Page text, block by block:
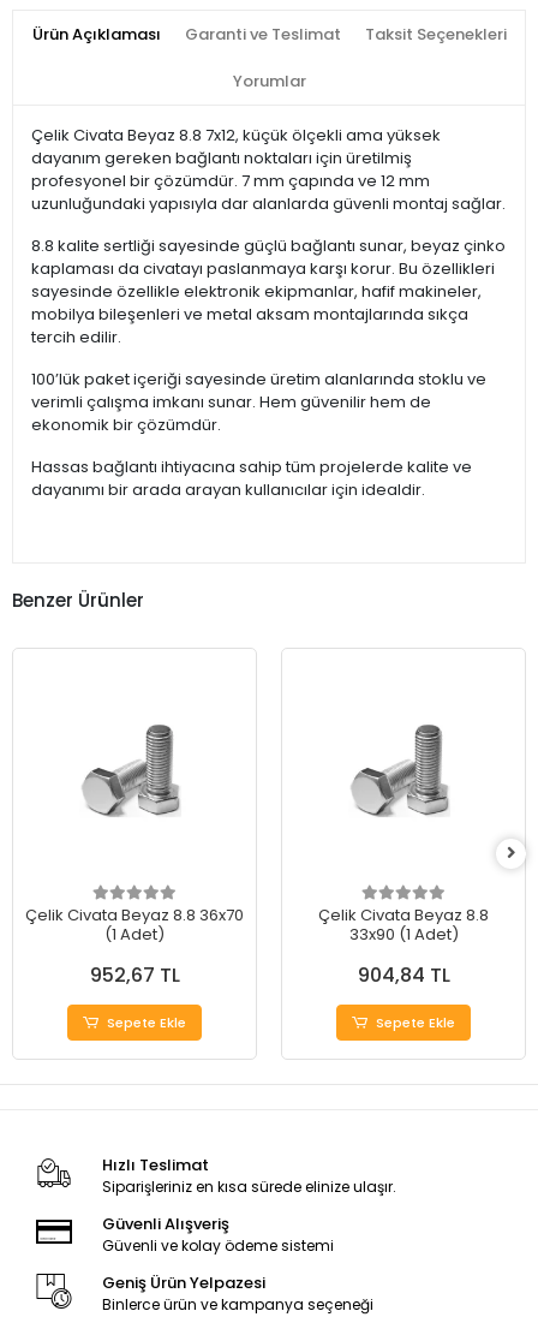
Ürün Açıklaması Garanti ve Teslimat Taksit Seçenekleri
Yorumlar
Çelik Civata Beyaz 8.8 7x12, küçük ölçekli ama yüksek
dayanım gereken bağlantı noktaları için üretilmiş
profesyonel bir çözümdür. 7 mm çapında ve 12 mm
uzunluğundaki yapısıyla dar alanlarda güvenli montaj sağlar.
8.8 kalite sertliği sayesinde güçlü bağlantı sunar, beyaz çinko
kaplaması da civatayı paslanmaya karşı korur. Bu özellikleri
sayesinde özellikle elektronik ekipmanlar, hafif makineler,
mobilya bileşenleri ve metal aksam montajlarında sıkça
tercih edilir.
100’lük paket içeriği sayesinde üretim alanlarında stoklu ve
verimli çalışma imkanı sunar. Hem güvenilir hem de
ekonomik bir çözümdür.
Hassas bağlantı ihtiyacına sahip tüm projelerde kalite ve
dayanımı bir arada arayan kullanıcılar için idealdir.
Benzer Ürünler
Çelik Civata Beyaz 8.8 36x70
(1 Adet)
952,67 TL
Sepete Ekle
Çelik Civata Beyaz 8.8
33x90 (1 Adet)
904,84 TL
Sepete Ekle
Hızlı Teslimat
Siparişleriniz en kısa sürede elinize ulaşır.
Güvenli Alışveriş
Güvenli ve kolay ödeme sistemi
Geniş Ürün Yelpazesi
Binlerce ürün ve kampanya seçeneği